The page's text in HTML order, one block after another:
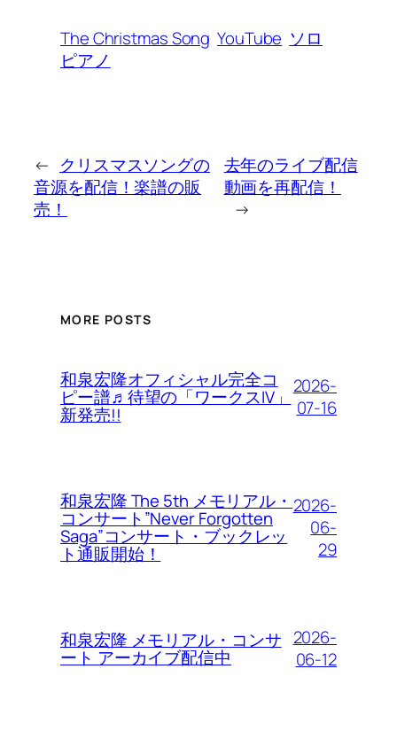
The Christmas Song YouTube ソロ
ピアノ
← クリスマスソングの
音源を配信！楽譜の販
売！
去年のライブ配信
動画を再配信！
→
MORE POSTS
和泉宏隆オフィシャル完全コ
ピー譜♬待望の「ワークスIV」
新発売!!
2026-
07-16
和泉宏隆 The 5th メモリアル・
コンサート”Never Forgotten
Saga”コンサート・ブックレッ
ト通販開始！
2026-
06-
29
和泉宏隆 メモリアル・コンサ
ート アーカイブ配信中
2026-
06-12